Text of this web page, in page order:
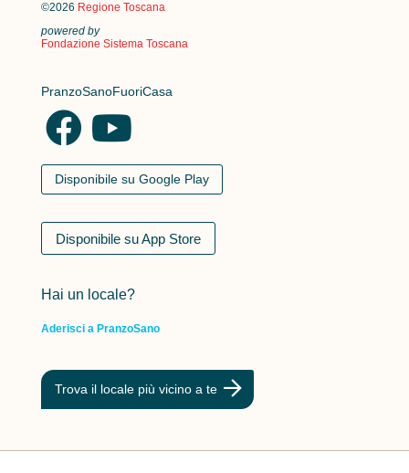
©2026 Regione Toscana
powered by
Fondazione Sistema Toscana
PranzoSanoFuoriCasa
Disponibile su Google Play
Disponibile su App Store
Hai un locale?
Aderisci a PranzoSano
Trova il locale più vicino a te